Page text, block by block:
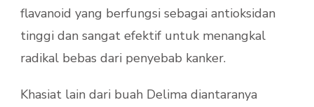
flavanoid yang berfungsi sebagai antioksidan
tinggi dan sangat efektif untuk menangkal
radikal bebas dari penyebab kanker.
Khasiat lain dari buah Delima diantaranya